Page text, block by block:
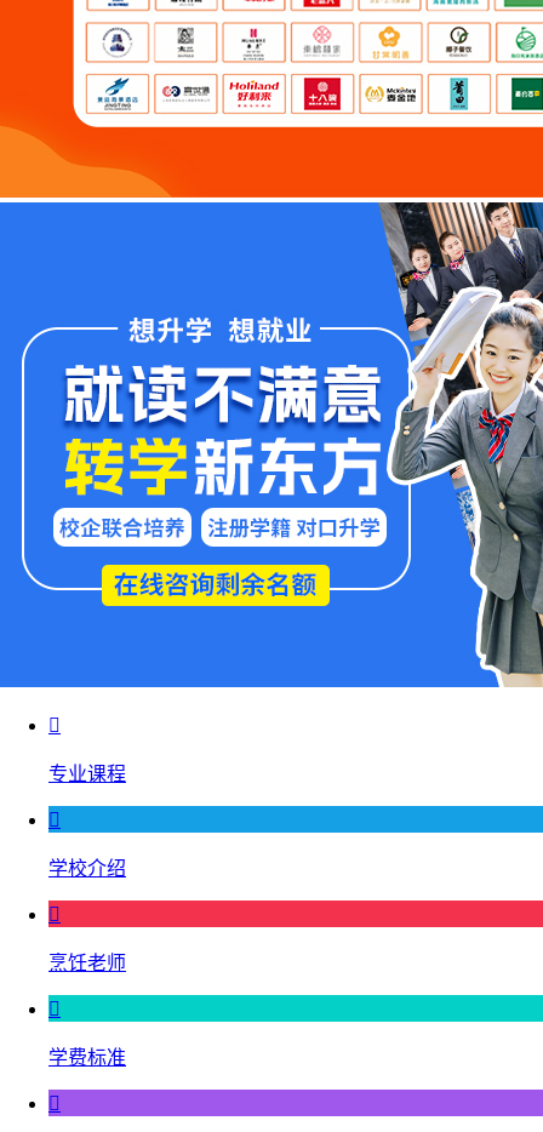

专业课程

学校介绍

烹饪老师

学费标准
